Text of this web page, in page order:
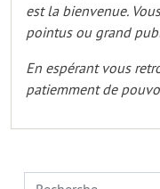
est la bienvenue.
pointus ou grand
En espérant vous
patiemment de